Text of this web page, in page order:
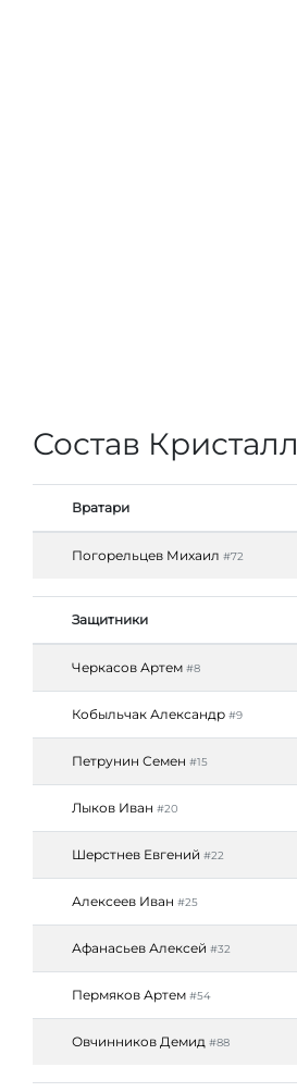
Состав Кристалл
Вратари
Погорельцев Михаил #72
Защитники
Черкасов Артем #8
Кобыльчак Александр #9
Петрунин Семен #15
Лыков Иван #20
Шерстнев Евгений #22
Алексеев Иван #25
Афанасьев Алексей #32
Пермяков Артем #54
Овчинников Демид #88